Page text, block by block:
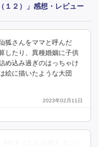
１２）」感想・レビュー
さんをママと呼んだ
したり、異種婚姻に子供
め込み過ぎのはっちゃけ
絵に描いたような大団
2023年02月11日